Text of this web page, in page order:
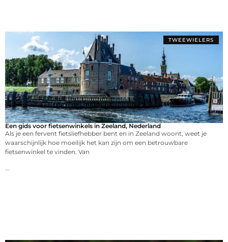
TWEEWIELERS
Een gids voor fietsenwinkels in Zeeland, Nederland
Als je een fervent fietsliefhebber bent en in Zeeland woont, weet je
waarschijnlijk hoe moeilijk het kan zijn om een betrouwbare
fietsenwinkel te vinden. Van
...